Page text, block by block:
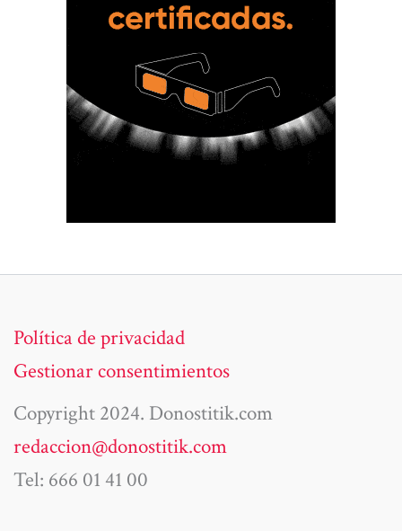
Política de privacidad
Gestionar consentimientos
Copyright 2024. Donostitik.com
redaccion@donostitik.com
Tel: 666 01 41 00